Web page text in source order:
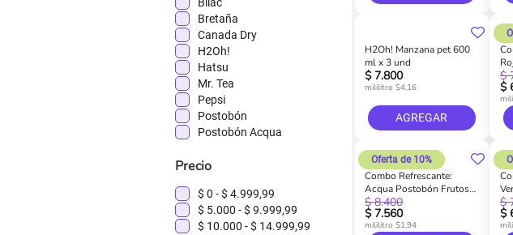
H2Oh! Manzana pet 600
ml x 3 und
$ 7.800
mililitro $4,16
AGREGAR
$
$
Combo Refrescante:
Acqua Postobón Frutos
Rojos 1.5 L x 1 und +
Soda Bretaña 1.5 L x1
und
$ 7.560
$ 8.400
Oferta de 10%
mililitro $1,94
$
$
Bretaña
Canada Dry
H2Oh!
Hatsu
Mr. Tea
Pepsi
Postobón
Postobón Acqua
Precio
$ 0 -$ 4.999,99
$ 5.000 -$ 9.999,99
$ 10.000 -$ 14.999,99